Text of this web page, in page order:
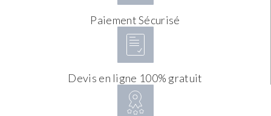
Paiement Sécurisé
Devis en ligne 100% gratuit